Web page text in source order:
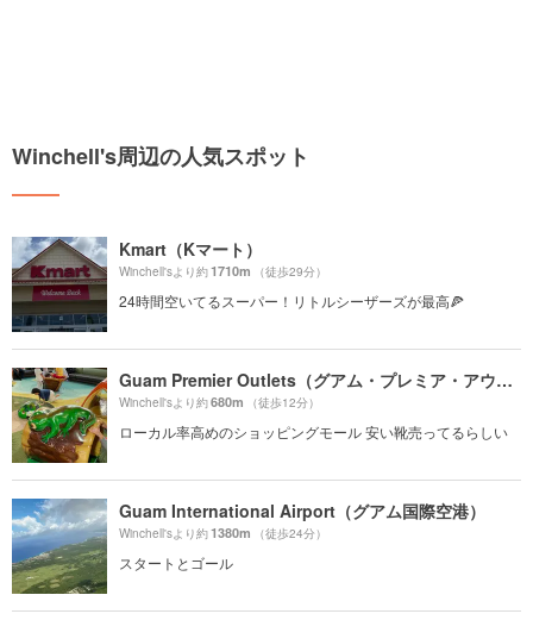
Winchell's周辺の人気スポット
Kmart（Kマート）
Winchell'sより約1710m （徒歩29分）
24時間空いてるスーパー！リトルシーザーズが最高🍕
Guam Premier Outlets（グアム・プレミア・アウトレット）
Winchell'sより約680m （徒歩12分）
ローカル率高めのショッピングモール 安い靴売ってるらしい
Guam International Airport（グアム国際空港）
Winchell'sより約1380m （徒歩24分）
スタートとゴール